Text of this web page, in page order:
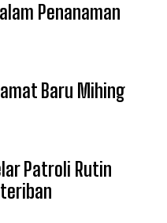
Penanaman
Baru Mihing
Patroli Rutin